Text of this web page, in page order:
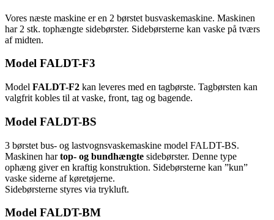
Vores næste maskine er en 2 børstet busvaskemaskine. Maskinen
har 2 stk. tophængte sidebørster. Sidebørsterne kan vaske på tværs
af midten.
Model FALDT-F3
Model FALDT-F2 kan leveres med en tagbørste. Tagbørsten kan
valgfrit kobles til at vaske, front, tag og bagende.
Model FALDT-BS
3 børstet bus- og lastvognsvaskemaskine model FALDT-BS.
Maskinen hartop- og bundhængte sidebørster. Denne type
ophæng giver en kraftig konstruktion. Sidebørsterne kan ”kun”
vaske siderne af køretøjerne.
Sidebørsterne styres via trykluft.
Model FALDT-BM